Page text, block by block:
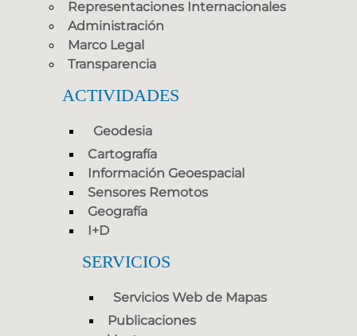
Representaciones Internacionales
Administración
Marco Legal
Transparencia
ACTIVIDADES
Geodesia
Cartografía
Información Geoespacial
Sensores Remotos
Geografía
I+D
SERVICIOS
Servicios Web de Mapas
Publicaciones